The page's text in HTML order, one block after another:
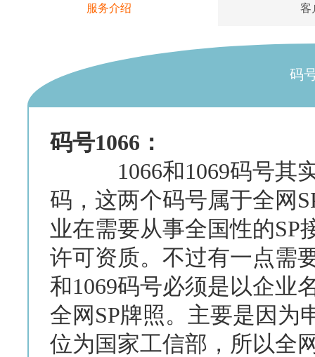
服务介绍 客
码
码号1066：
1066和1069码号其实
码，这两个码号属于全网
业在需要从事全国性的SP
许可资质。不过有一点需
和1069码号必须是以企业
全网SP牌照。主要是因为
位为国家工信部，所以全